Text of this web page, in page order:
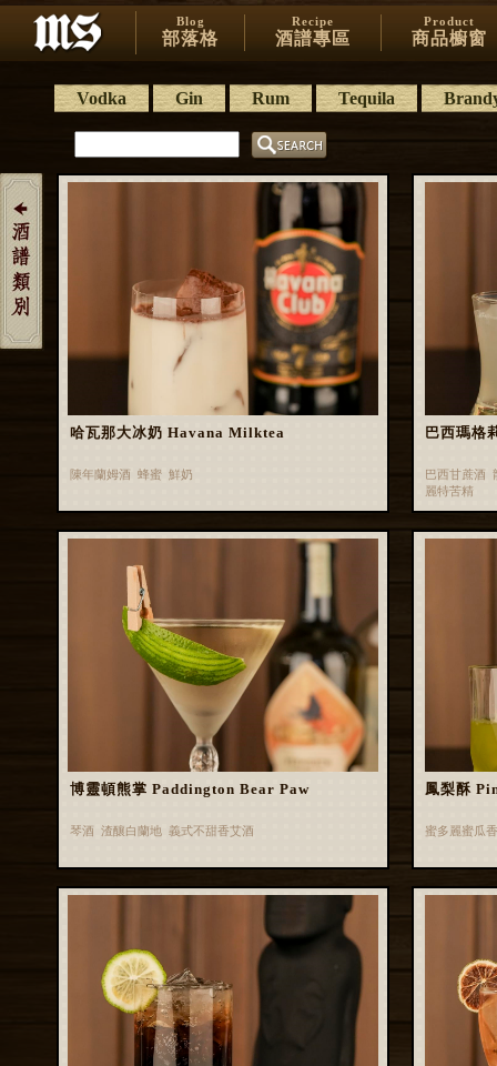
Blog
部落格
Recipe
酒譜專區
Product
商品櫥窗
Vodka Gin Rum Tequila
哈瓦那大冰奶 Havana Milktea
陳年蘭姆酒 蜂蜜 鮮奶
巴西瑪
巴西甘蔗酒
麗特苦精
博靈頓熊掌 Paddington Bear Paw
琴酒 渣釀白蘭地 義式不甜香艾酒
鳳梨酥
蜜多麗蜜瓜